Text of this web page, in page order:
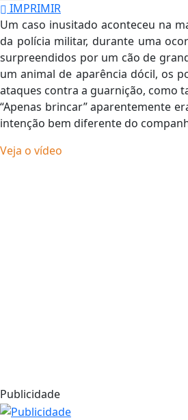
IMPRIMIR
Um caso inusitado aconteceu na
da polícia militar, durante uma
surpreendidos por um cão de
um animal de aparência dócil, os
ataques contra a guarnição, como
“Apenas brincar” aparentemente
intenção bem diferente do
Veja o vídeo
Publicidade